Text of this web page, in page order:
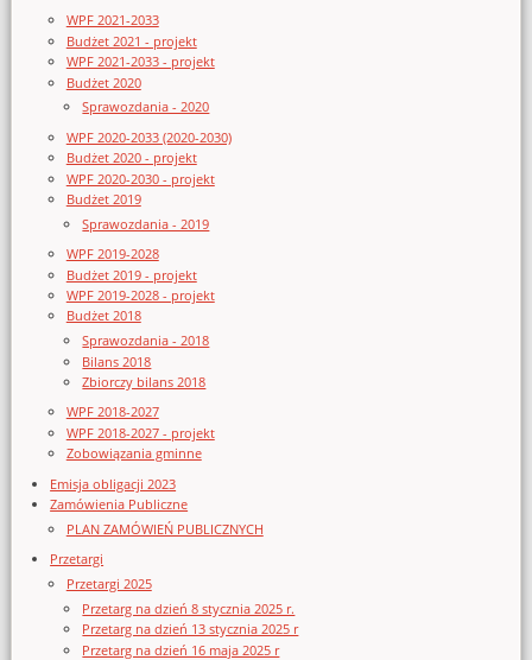
WPF 2021-2033
Budżet 2021 - projekt
WPF 2021-2033 - projekt
Budżet 2020
Sprawozdania - 2020
WPF 2020-2033 (2020-2030)
Budżet 2020 - projekt
WPF 2020-2030 - projekt
Budżet 2019
Sprawozdania - 2019
WPF 2019-2028
Budżet 2019 - projekt
WPF 2019-2028 - projekt
Budżet 2018
Sprawozdania - 2018
Bilans 2018
Zbiorczy bilans 2018
WPF 2018-2027
WPF 2018-2027 - projekt
Zobowiązania gminne
Emisja obligacji 2023
Zamówienia Publiczne
PLAN ZAMÓWIEŃ PUBLICZNYCH
Przetargi
Przetargi 2025
Przetarg na dzień 8 stycznia 2025 r.
Przetarg na dzień 13 stycznia 2025 r
Przetarg na dzień 16 maja 2025 r